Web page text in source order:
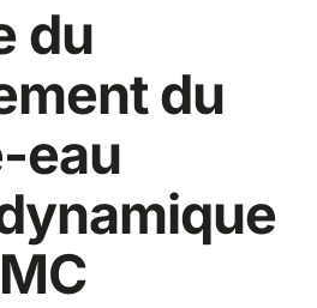
du
du
eau